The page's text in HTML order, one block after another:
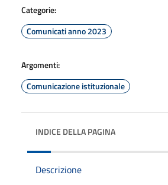
Categorie:
Comunicati anno 2023
Argomenti:
Comunicazione istituzionale
INDICE DELLA PAGINA
Descrizione